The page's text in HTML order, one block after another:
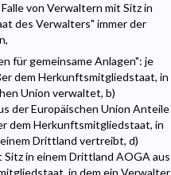
von Verwaltern mit Sitz in
des Verwalters" immer der
für gemeinsame Anlagen": je
dem Herkunftsmitgliedstaat, in
Union verwaltet, b)
der Europäischen Union Anteile
dem Herkunftsmitgliedstaat, in
Drittland vertreibt, d)
in einem Drittland AOGA aus